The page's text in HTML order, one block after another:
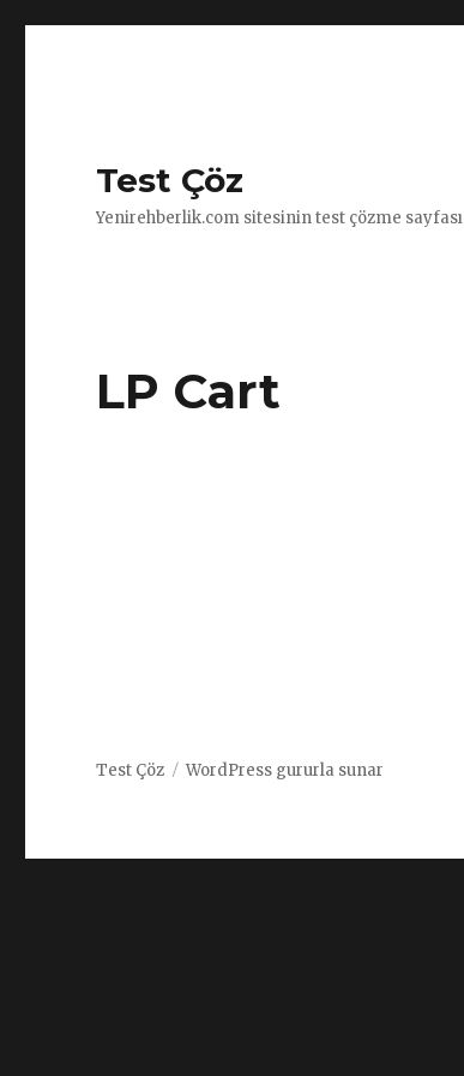
Test Çöz
Yenirehberlik.com sitesinin test çözme sayfası
LP Cart
Test Çöz WordPress gururla sunar